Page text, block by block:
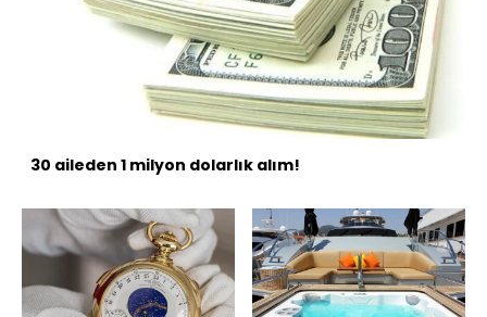
30 aileden 1 milyon dolarlık alım!